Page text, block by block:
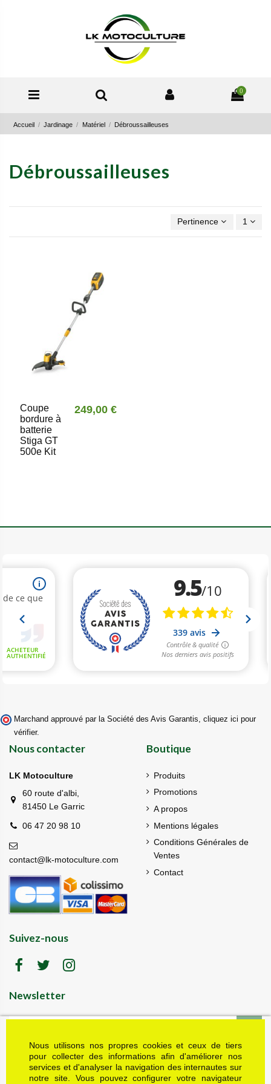
Nous utilisons nos propres cookies et ceux de tiers
pour collecter des informations afin d'améliorer nos
services et d'analyser la navigation des internautes sur
notre site. Vous pouvez configurer votre navigateur
0
Accueil Jardinage Matériel Débroussailleuses
Débroussailleuses
Pertinence 1
Coupe
bordure à
batterie
Stiga GT
500e Kit
249,00 €
Marchand approuvé par la Société des Avis Garantis, cliquez ici pour
vérifier.
Nous contacter
LK Motoculture
60 route d'albi,
81450 Le Garric
06 47 20 98 10
contact@lk-motoculture.com
Boutique
Produits
Promotions
A propos
Mentions légales
Conditions Générales de
Ventes
Contact
Suivez-nous
Newsletter
LK motoculture vous offre 5% en cadeau de
bienvenue (code de réduction reçu dans le mail
de confirmation envoyé à l'adresse email fournie).
Vous pouvez vous désinscrire à tout moment.
Plus d'informations dans nos mentions légales